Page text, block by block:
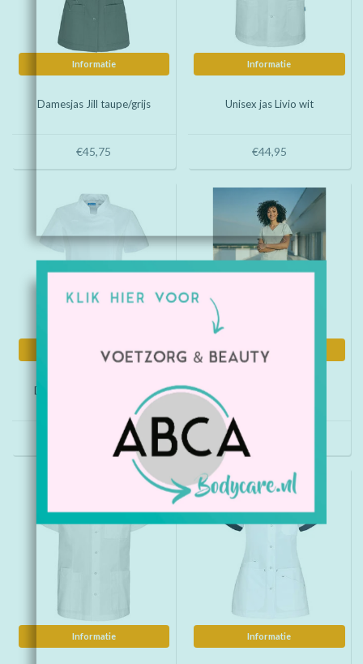
Informatie
Damesjas Jill taupe/grijs
€45,75
Informatie
Unisex jas Livio wit
€44,95
Informatie
Damesjas kort Shirley wit
Informatie
Informatie Informatie